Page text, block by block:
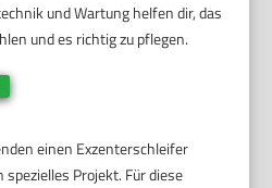
und Wartung helfen dir, das
und es richtig zu pflegen.
einen Exzenterschleifer
Projekt. Für diese